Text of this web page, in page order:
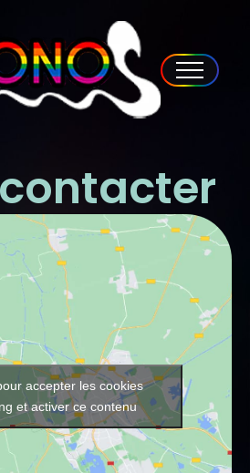
accepter les cookies
et activer ce contenu